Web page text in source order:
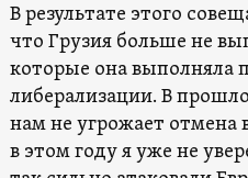
В результате этого
что Грузия больше не
которые она выполняла
либерализации. В
нам не угрожает отмена
в этом году я уже не